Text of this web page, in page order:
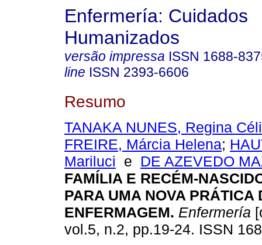
Enfermería: Cuidados
Humanizados
versão impressa ISSN 1688-
line ISSN 2393-6606
Resumo
TANAKA NUNES, Regina
FREIRE, Márcia Helena;
Mariluci e DE AZEVEDO
FAMÍLIA E RECÉM-
PARA UMA NOVA PRÁTICA
ENFERMAGEM. Enfermería
vol.5, n.2, pp.19-24. ISSN